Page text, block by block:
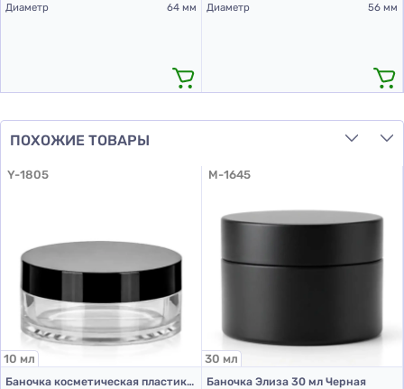
Диаметр
64 мм
Диаметр
56 мм
ПОХОЖИЕ ТОВАРЫ
Y-1805
10 мл
Баночка косметическая пластиковая, 10 мл
M-1645
30 мл
Баночка Элиза 30 мл Черная